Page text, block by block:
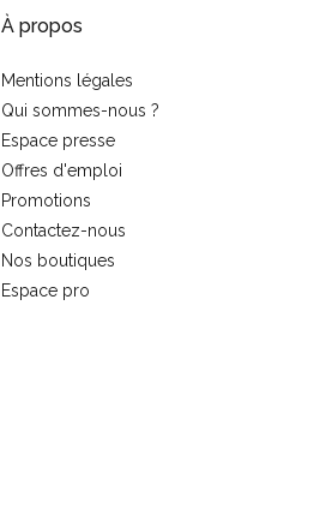
À propos
Mentions légales
Qui sommes-nous ?
Espace presse
Offres d'emploi
Promotions
Contactez-nous
Nos boutiques
Espace pro